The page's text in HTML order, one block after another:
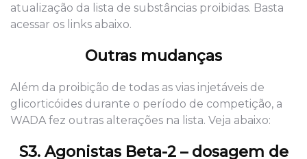
atualização da lista de substâncias proibidas. Basta
acessar os links abaixo.
Outras mudanças
Além da proibição de todas as vias injetáveis de
glicorticóides durante o período de competição, a
WADA fez outras alterações na lista. Veja abaixo:
S3. Agonistas Beta-2 – dosagem de